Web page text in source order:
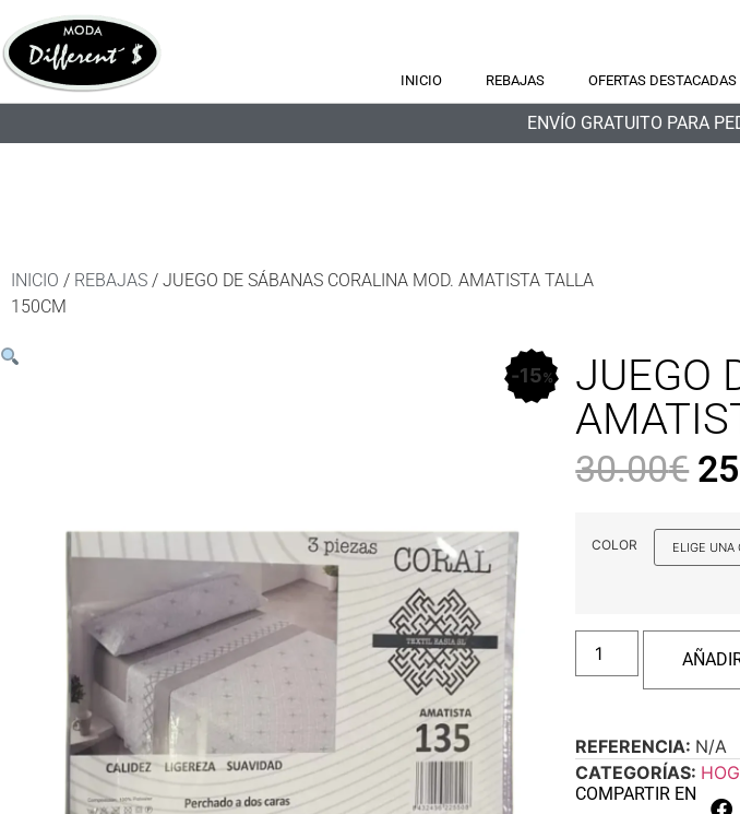
INICIO REBAJAS OFERTAS DESTACADAS
ENVÍO GRATUITO PARA
INICIO / REBAJAS / JUEGO DE SÁBANAS CORALINA MOD. AMATISTA TALLA
150CM
15%
JUEGO
30.00€
COLOR
REFERENCIA: N/A
CATEGORÍAS:
COMPARTIR EN